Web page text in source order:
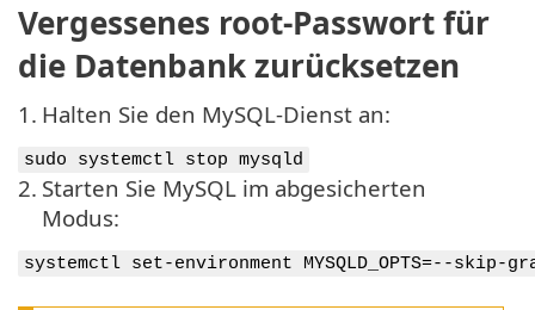
Vergessenes root-Passwort für
die Datenbank zurücksetzen
1. Halten Sie den MySQL-Dienst an:
sudo systemctl stop mysqld
2. Starten Sie MySQL im abgesicherten
Modus:
systemctl set-environment MYSQLD_OPTS=--skip-